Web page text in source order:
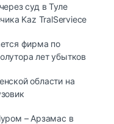
суд в Туле
Kaz TralServiece
фирма по
лет убытков
области на
– Арзамас в